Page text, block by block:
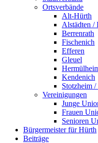
Ortsverbände
Alt-Hürth
Alstädten /
Berrenrath
Fischenich
Efferen
Gleuel
Kendenich
Stotzheim
Vereinigungen
Junge
Frauen
Senioren
Bürgermeister für Hürth
Beiträge